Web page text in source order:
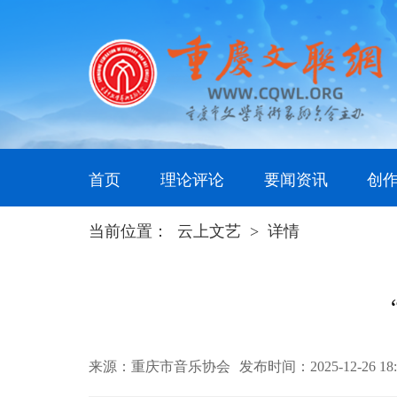
首页 理论评论 要闻资讯 创
当前位置： 云上文艺 > 详情
来源：重庆市音乐协会 发布时间：2025-12-26